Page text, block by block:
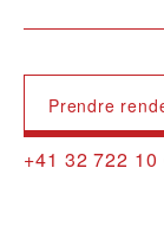
Prendre
+41 32 722 10